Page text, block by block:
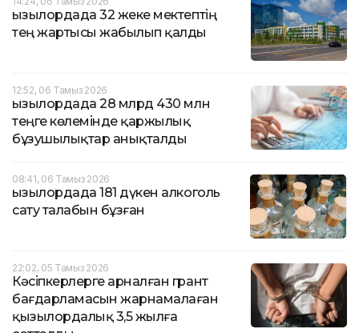
Қызылордада 32 жеке мектептің
тең жартысы жабылып қалды
12:52, 06 Тамыз 2026
Қызылордада 28 млрд 430 млн
теңге көлемінде қаржылық
бұзушылықтар анықталды
08:41, 06 Тамыз 2026
Қызылордада 181 дүкен алкоголь
сату талабын бұзған
22:02, 05 Тамыз 2026
Кәсіпкерлерге арналған грант
бағдарламасын жарнамалаған
қызылордалық 3,5 жылға